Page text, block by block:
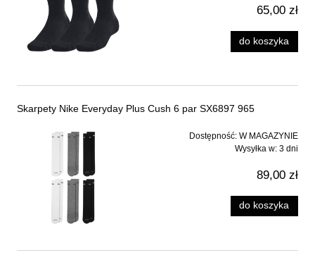
65,00 zł
do koszyka
Skarpety Nike Everyday Plus Cush 6 par SX6897 965
Dostępność: W MAGAZYNIE
Wysyłka w: 3 dni
89,00 zł
do koszyka